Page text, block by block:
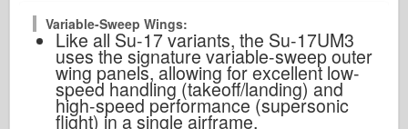
Variable-Sweep Wings:
Like all Su-17 variants, the Su-17UM3
uses the signature variable-sweep outer
wing panels, allowing for excellent low-
speed handling (takeoff/landing) and
high-speed performance (supersonic
flight) in a single airframe.